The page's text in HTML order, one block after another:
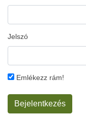
Jelszó
Emlékezz rám!